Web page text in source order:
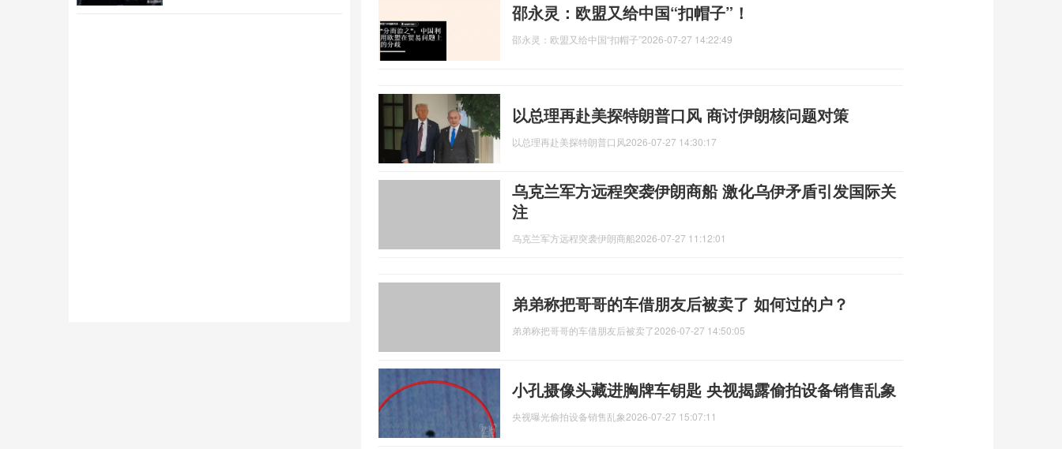
邵永灵：欧盟又给中国“扣帽子”！
邵永灵：欧盟又给中国“扣帽子”2026-07-27 14:22:49
以总理再赴美探特朗普口风 商讨伊朗核问题对策
以总理再赴美探特朗普口风2026-07-27 14:30:17
乌克兰军方远程突袭伊朗商船 激化乌伊矛盾引发国际关
注
乌克兰军方远程突袭伊朗商船2026-07-27 11:12:01
弟弟称把哥哥的车借朋友后被卖了 如何过的户？
弟弟称把哥哥的车借朋友后被卖了2026-07-27 14:50:05
小孔摄像头藏进胸牌车钥匙 央视揭露偷拍设备销售乱象
央视曝光偷拍设备销售乱象2026-07-27 15:07:11